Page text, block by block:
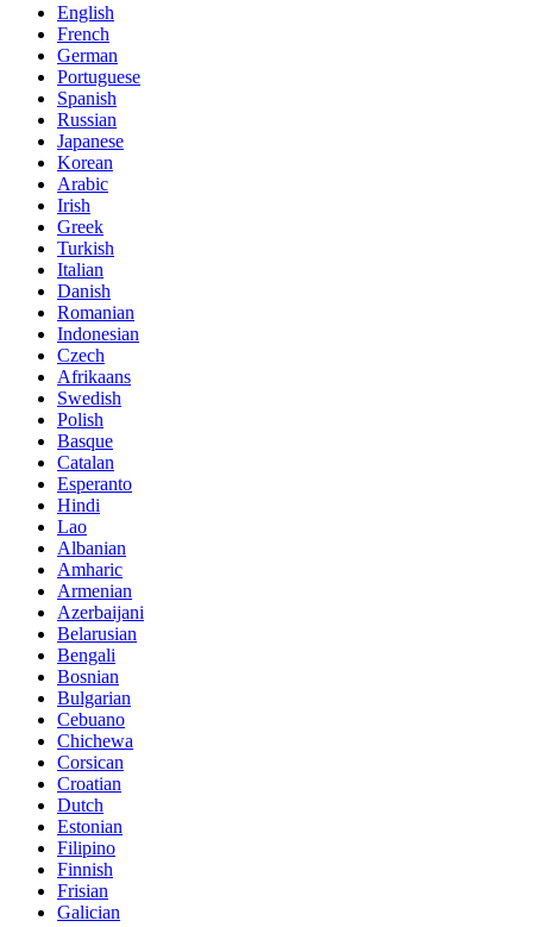
English
French
German
Portuguese
Spanish
Russian
Japanese
Korean
Arabic
Irish
Greek
Turkish
Italian
Danish
Romanian
Indonesian
Czech
Afrikaans
Swedish
Polish
Basque
Catalan
Esperanto
Hindi
Lao
Albanian
Amharic
Armenian
Azerbaijani
Belarusian
Bengali
Bosnian
Bulgarian
Cebuano
Chichewa
Corsican
Croatian
Dutch
Estonian
Filipino
Finnish
Frisian
Galician